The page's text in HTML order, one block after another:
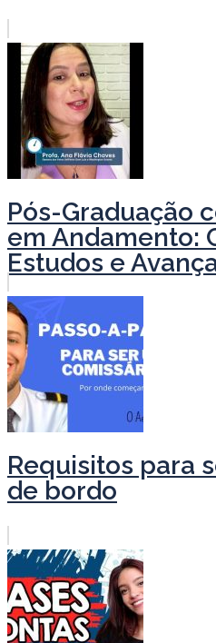
Pós-Graduação
em Andamento:
Estudos e
Requisitos para
de bordo